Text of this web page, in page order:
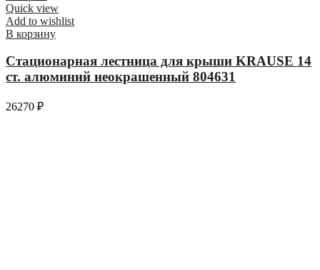
Quick view
Add to wishlist
В корзину
Стационарная лестница для крыши KRAUSE 14
ст. алюминий неокрашенный 804631
26270 ₽